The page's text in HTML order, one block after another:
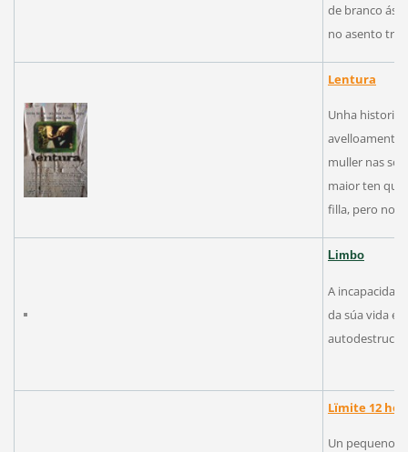
de branco ás
no asento
Lentura
Unha historia
avelloamento
muller nas
maior ten que
filla, pero non
Limbo
A
da súa vida
Lïmite 12
Un pequeno